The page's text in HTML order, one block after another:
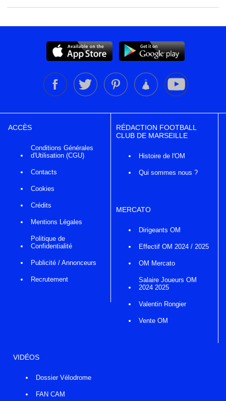
ACCÈS
Conditions Générales
d'Utilisation (CGU)
Contacts
Cookies
Crédits
Mentions Légales
Politique de
Confidentialité
Publicité / Annonceurs
Recrutement
RÉDACTION FOOTBALL
CLUB DE MARSEILLE
Histoire de l'OM
Qui sommes nous ?
MERCATO
Dirigeants OM
Effectif OM 2024 / 2025
OM Mercato
Salaire Joueurs OM
2024 2025
Valentin Rongier
Vente OM
VIDÉOS
Dossier Vélodrome
FAN CAM